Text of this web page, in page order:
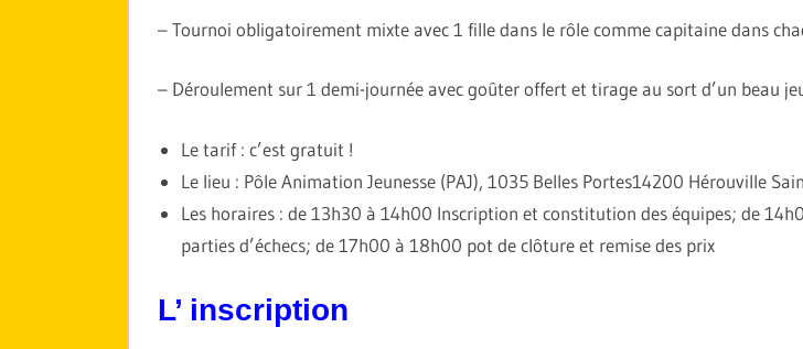
– Tournoi obligatoirement mixte avec 1 fille dans le rôle comme capitaine dans
– Déroulement sur 1 demi-journée avec goûter offert et tirage au sort d’un beau
Le tarif : c’est gratuit !
Le lieu : Pôle Animation Jeunesse (PAJ), 1035 Belles Portes14200 Hérouville
Les horaires : de 13h30 à 14h00 Inscription et constitution des équipes; de
parties d’échecs; de 17h00 à 18h00 pot de clôture et remise des prix
L’ inscription